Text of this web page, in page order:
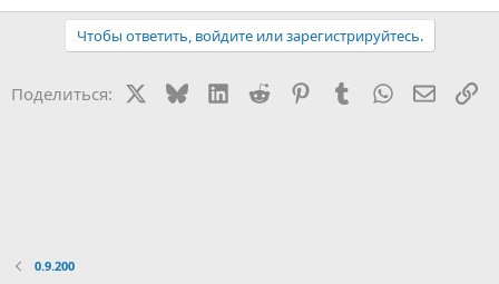
Чтобы ответить, войдите или зарегистрируйтесь.
Поделиться: BlueskyLinkedIn
Reddit PinterestTumblr WhatsApp
0.9.200